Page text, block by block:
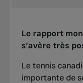
Le rapport
s’avère très
Le tennis
importante de